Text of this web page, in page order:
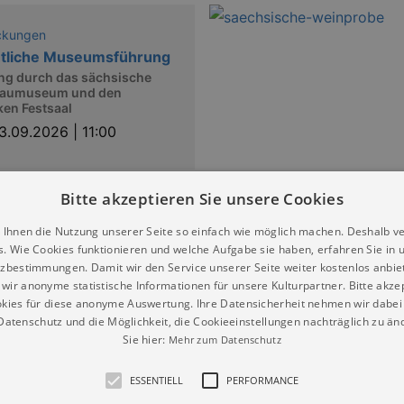
Museumsführung
durch das sächsische
und den
Festsaal
| 11:00
Museumsführung
durch das sächsische
und den
Festsaal
| 11:00
Bitte akzeptieren Sie unsere Cookies
die Nutzung unserer Seite so einfach wie möglich machen. Deshalb
Wie Cookies funktionieren und welche Aufgabe sie haben, erfahren Sie in
Damit wir den Service unserer Seite weiter kostenlos
anonyme statistische Informationen für unsere Kulturpartner. Bitte
für diese anonyme Auswertung. Ihre Datensicherheit nehmen wir
und die Möglichkeit, die Cookieeinstellungen nachträglich zu
Sie hier: Mehr zum Datenschutz
ESSENTIELL PERFORMANCE